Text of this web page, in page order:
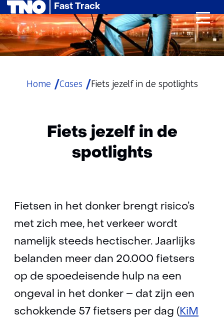
Ga
naar
de
inhoud
Fast Track
Home Cases Fiets jezelf in de spotlights
Fiets jezelf in de
spotlights
Fietsen in het donker brengt risico’s
met zich mee, het verkeer wordt
namelijk steeds hectischer. Jaarlijks
belanden meer dan 20.000 fietsers
op de spoedeisende hulp na een
ongeval in het donker – dat zijn een
schokkende 57 fietsers per dag (KiM